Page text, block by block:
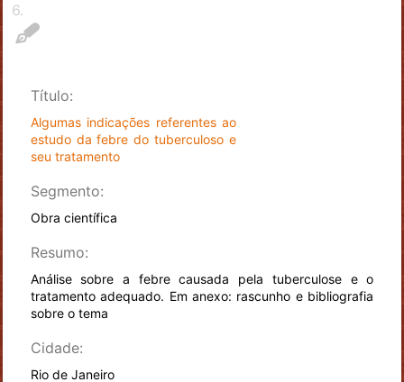
6.
Título:
Algumas indicações referentes ao
estudo da febre do tuberculoso e
seu tratamento
Segmento:
Obra científica
Resumo:
Análise sobre a febre causada pela tuberculose e o
tratamento adequado. Em anexo: rascunho e bibliografia
sobre o tema
Cidade:
Rio de Janeiro